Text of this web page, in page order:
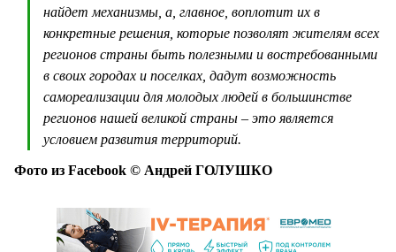
найдет механизмы, а, главное, воплотит их в
конкретные решения, которые позволят жителям всех
регионов страны быть полезными и востребованными
в своих городах и поселках, дадут возможность
самореализации для молодых людей в большинстве
регионов нашей великой страны – это является
условием развития территорий.
Фото из Facebook © Андрей ГОЛУШКО